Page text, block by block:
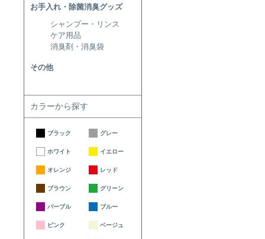
お手入れ・除菌消臭グッズ
シャンプー・リンス
ケア用品
消臭剤・消臭袋
その他
カラーから探す
ブラック グレー
ホワイト イエロー
オレンジ レッド
ブラウン グリーン
パープル ブルー
ピンク ベージュ